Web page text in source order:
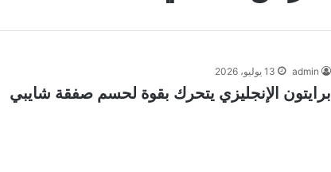
admin 13 يوليو، 2026
برايتون الإنجليزي يتحرك بقوة لحسم صفقة شايبي